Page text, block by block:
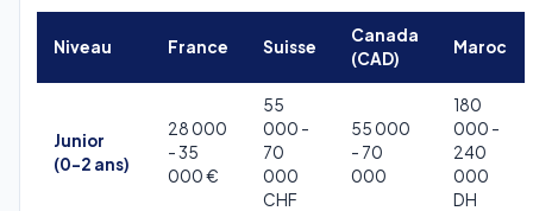
Niveau France Suisse
Canada
(CAD)
Maroc
Junior
(0-2 ans)
28 000
- 35
000 €
55
000 -
70
000
CHF
55 000
- 70
000
180
000 -
240
000
DH